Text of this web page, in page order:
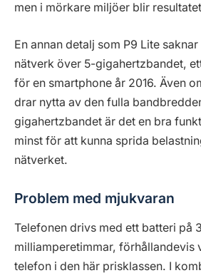
men i mörkare miljöer blir
En annan detalj som P9 Lite
nätverk över 5-gigahertzbandet,
för en smartphone år 2016. Även
drar nytta av den fulla
gigahertzbandet är det en bra
minst för att kunna sprida
nätverket.
Problem med mjukvaran
Telefonen drivs med ett batteri på
milliamperetimmar, förhållandevis
telefon i den här prisklassen. I